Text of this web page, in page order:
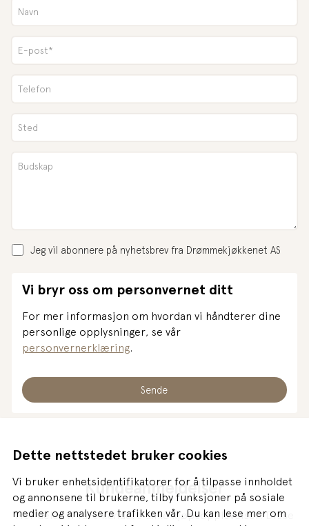
Dette nettstedet bruker cookies
Vi bruker enhetsidentifikatorer for å tilpasse innholdet
og annonsene til brukerne, tilby funksjoner på sosiale
medier og analysere trafikken vår. Du kan lese mer om
Jeg vil abonnere på nyhetsbrev fra Drømmekjøkkenet AS
Vi bryr oss om personvernet ditt
For mer informasjon om hvordan vi håndterer dine
personlige opplysninger, se vår
personvernerklæring.
Kundeanmeldelser
Her deler vi våre kunders ulike kjøpsopplevelser. Disse